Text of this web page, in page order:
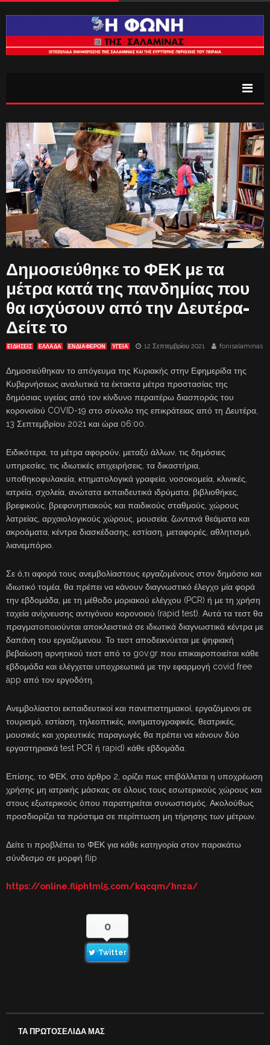
Δημοσιεύθηκε το ΦΕΚ με τα
μέτρα κατά της πανδημίας που
θα ισχύσουν από την Δευτέρα-
Δείτε το
ΕΙΔΗΣΕΙΣ ΕΛΛΑΔΑ ΕΝΔΙΑΦΈΡΟΝ ΥΓΕΙΑ 12 Σεπτεμβρίου 2021 fonisalaminas
Δημοσιεύθηκαν το απόγευμα της Κυριακής στην Εφημερίδα της
Κυβερνήσεως αναλυτικά τα έκτακτα μέτρα προστασίας της
δημόσιας υγείας από τον κίνδυνο περαιτέρω διασποράς του
κορονοϊού COVID-19 στο σύνολο της επικράτειας από τη Δευτέρα,
13 Σεπτεμβρίου 2021 και ώρα 06:00.
Ειδικότερα, τα μέτρα αφορούν, μεταξύ άλλων, τις δημόσιες
υπηρεσίες, τις ιδιωτικές επιχειρήσεις, τα δικαστήρια,
υποθηκοφυλακεία, κτηματολογικά γραφεία, νοσοκομεία, κλινικές,
ιατρεία, σχολεία, ανώτατα εκπαιδευτικά ιδρύματα, βιβλιοθήκες,
βρεφικούς, βρεφονηπιακούς και παιδικούς σταθμούς, χώρους
λατρείας, αρχαιολογικούς χώρους, μουσεία, ζωντανά θεάματα και
ακροάματα, κέντρα διασκέδασης, εστίαση, μεταφορές, αθλητισμό,
λιανεμπόριο.
Σε ό,τι αφορά τους ανεμβολίαστους εργαζομένους στον δημόσιο και
ιδιωτικό τομέα, θα πρέπει να κάνουν διαγνωστικό έλεγχο μία φορά
την εβδομάδα, με τη μέθοδο μοριακού ελέγχου (PCR) ή με τη χρήση
ταχεία ανίχνευσης αντιγόνου κορονοιού (rapid test). Αυτά τα τεστ θα
πραγματοποιούνται αποκλειστικά σε ιδιωτικά διαγνωστικά κέντρα με
δαπάνη του εργαζόμενου. Το τεστ αποδεικνύεται με ψηφιακή
βεβαίωση αρνητικού τεστ από το gov.gr που επικαιροποιείται κάθε
εβδομάδα και ελέγχεται υποχρεωτικά με την εφαρμογή covid free
app από τον εργοδότη.
Ανεμβολίαστοι εκπαιδευτικοί και πανεπιστημιακοί, εργαζόμενοι σε
τουρισμό, εστίαση, τηλεοπτικές, κινηματογραφικές, θεατρικές,
μουσικές και χορευτικές παραγωγές θα πρέπει να κάνουν δύο
εργαστηριακά test PCR ή rapid) κάθε εβδομάδα.
Επίσης, το ΦΕΚ, στο άρθρο 2, ορίζει πως επιβάλλεται η υποχρέωση
χρήσης μη ιατρικής μάσκας σε όλους τους εσωτερικούς χώρους και
στους εξωτερικούς όπου παρατηρείται συνωστισμός. Ακολούθως
προσδιορίζει τα πρόστιμα σε περίπτωση μη τήρησης των μέτρων.
Δείτε τι προβλέπει το ΦΕΚ για κάθε κατηγορία στον παρακάτω
σύνδεσμο σε μορφή flip
https://online.fliphtml5.com/kqcqm/hnza/
0
Twitter
ΤΑ ΠΡΩΤΟΣΕΛΙΔΑ ΜΑΣ